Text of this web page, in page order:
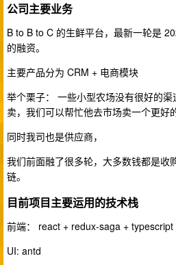
公司主要业务
B to B to C 的生鲜平台，最新一轮是
的融资。
主要产品分为 CRM + 电商模块
举个栗子： 一些小型农场没有很好的
卖，我们可以帮忙他去市场卖一个更好
同时我司也是供应商，
我们前面融了很多轮，大多数钱都是收
链。
目前项目主要运用的技术栈
前端： react + redux-saga + typescript
UI: antd